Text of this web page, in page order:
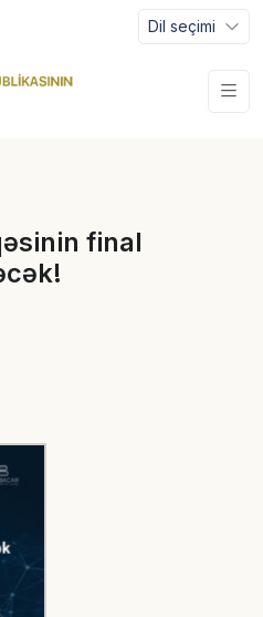
Dil seçimi
final